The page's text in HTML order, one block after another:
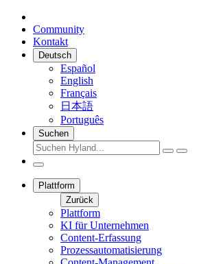
Community
Kontakt
Deutsch
Español
English
Français
日本語
Português
Suchen
Plattform
Zurück
Plattform
KI für Unternehmen
Content-Erfassung
Prozessautomatisierung